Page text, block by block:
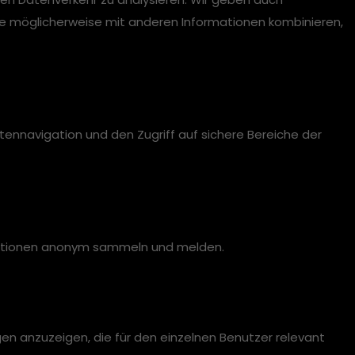
möglicherweise mit anderen Informationen kombinieren,
und den Zugriff auf sichere Bereiche der
anonym sammeln und melden.
anzuzeigen, die für den einzelnen Benutzer relevant